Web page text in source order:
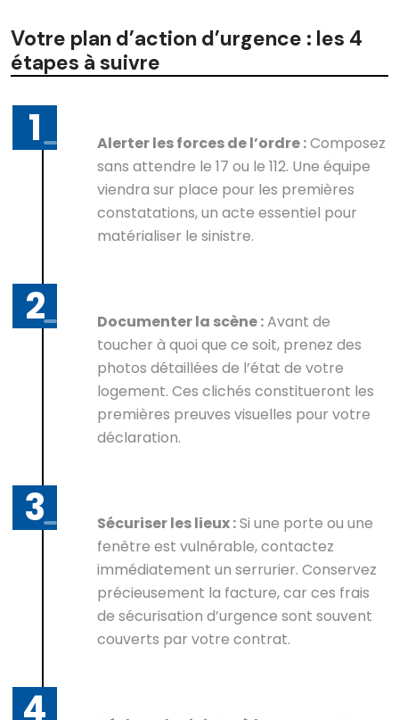
Votre plan d’action d’urgence : les 4
étapes à suivre
Alerter les forces de l’ordre :Composez
sans attendre le 17 ou le 112. Une équipe
viendra sur place pour les premières
constatations, un acte essentiel pour
matérialiser le sinistre.
Documenter la scène :Avant de
toucher à quoi que ce soit, prenez des
photos détaillées de l’état de votre
logement. Ces clichés constitueront les
premières preuves visuelles pour votre
déclaration.
Sécuriser les lieux :Si une porte ou une
fenêtre est vulnérable, contactez
immédiatement un serrurier. Conservez
précieusement la facture, car ces frais
de sécurisation d’urgence sont souvent
couverts par votre contrat.